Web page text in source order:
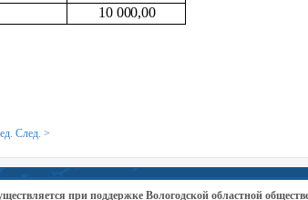
10 000,00
След. >
при поддержке Вологодской областной